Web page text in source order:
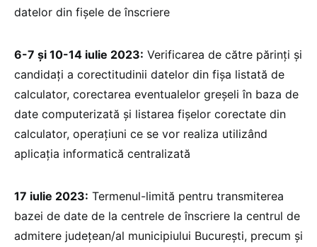
datelor din fișele de înscriere
6-7 și 10-14 iulie 2023: Verificarea de către părinți și
candidați a corectitudinii datelor din fișa listată de
calculator, corectarea eventualelor greșeli în baza de
date computerizată și listarea fișelor corectate din
calculator, operațiuni ce se vor realiza utilizând
aplicația informatică centralizată
17 iulie 2023: Termenul-limită pentru transmiterea
bazei de date de la centrele de înscriere la centrul de
admitere județean/al municipiului București, precum și